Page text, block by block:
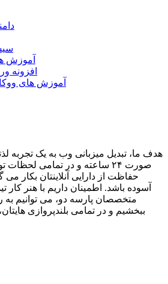
آموزش
افزونه
آموزش های
هدف ما، تبدیل میزبانی وب به یک تجربه
صورت ۲۴ ساعته و در تمامی
حفاظت از دارایی آنلاینتان بکار
آسوده باشد. اطمینان داریم با هنر
متخصصان پارسه دو، می توانیم به
ببخشیم و در تمامی بلندپروازی